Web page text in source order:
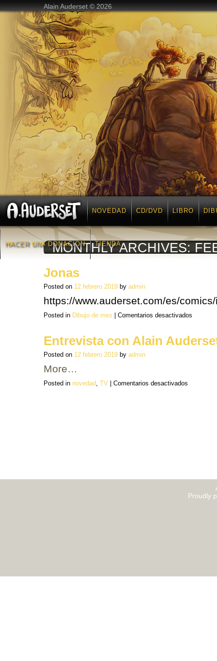
Alain Auderset © 2026
NOVEDAD CD/DVD LIBRO
HACER UNA DONACIÒN TIENDA
MONTHLY ARCHIVES:
Jonas
Posted on 12 febrero 2019 by admin
https://www.auderset.com/es/
Posted in Dibujo de mes Comentarios desactivados
Entrevista con Alain
Posted on 12 febrero 2019 by admin
More…
Posted in novedad, TV Comentarios desactivados
Proudly